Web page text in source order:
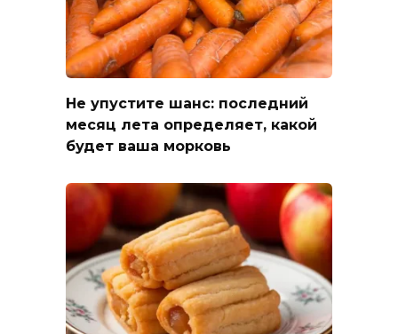
Не упустите шанс: последний
месяц лета определяет, какой
будет ваша морковь